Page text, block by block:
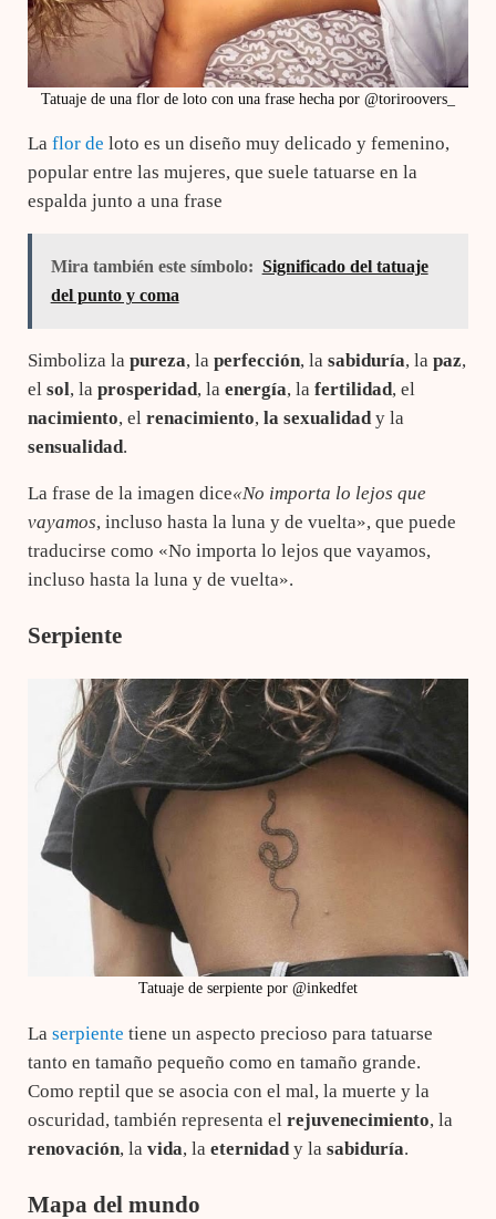
Tatuaje de una flor de loto con una frase hecha por @toriroovers_
La flor de loto es un diseño muy delicado y femenino,
popular entre las mujeres, que suele tatuarse en la
espalda junto a una frase
Mira también este símbolo: Significado del tatuaje
del punto y coma
Simboliza la pureza, la perfección, la sabiduría, lapaz,
el sol, laprosperidad, laenergía, la fertilidad, el
nacimiento, el renacimiento,la sexualidady la
sensualidad.
La frase de la imagen dice«No importa lo lejos que
vayamos, incluso hasta la luna y de vuelta», que puede
traducirse como «No importa lo lejos que vayamos,
incluso hasta la luna y de vuelta».
Serpiente
Tatuaje de serpiente por @inkedfet
La serpiente tiene un aspecto precioso para tatuarse
tanto en tamaño pequeño como en tamaño grande.
Como reptil que se asocia con el mal, la muerte y la
oscuridad, también representa el rejuvenecimiento, la
renovación, la vida, la eternidady la sabiduría.
Mapa del mundo